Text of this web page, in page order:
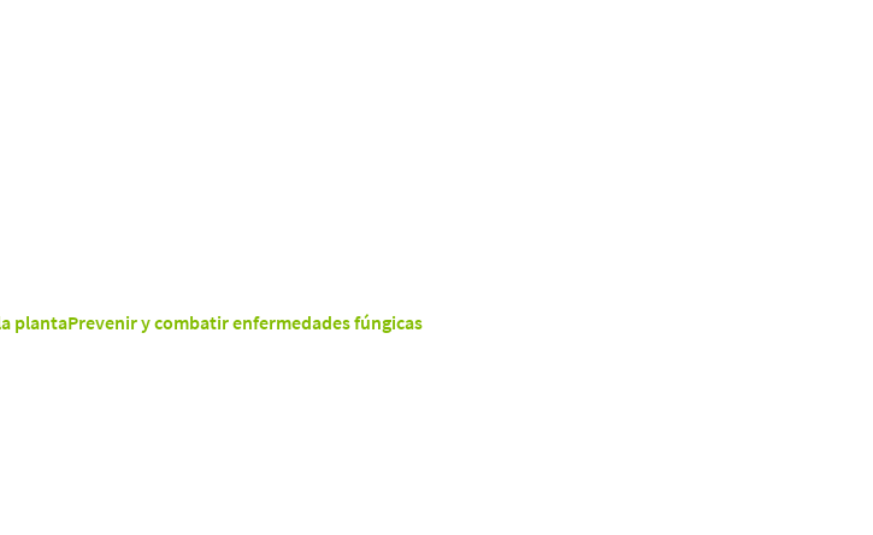
plantaPrevenir y combatir enfermedades fúngicas